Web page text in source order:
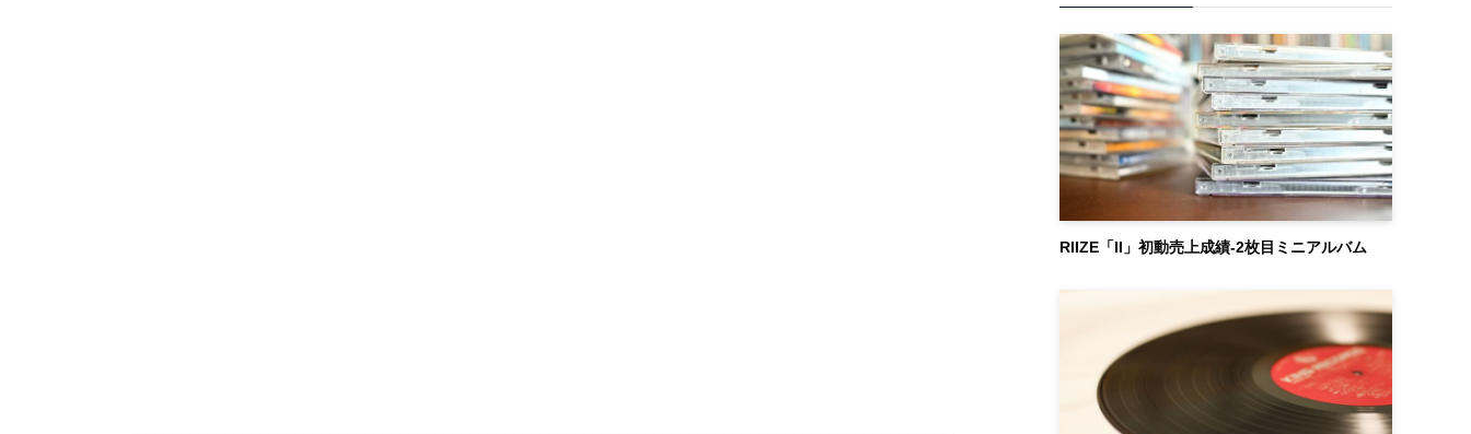
RIIZE「II」初動売上成績-2枚目ミニアルバム